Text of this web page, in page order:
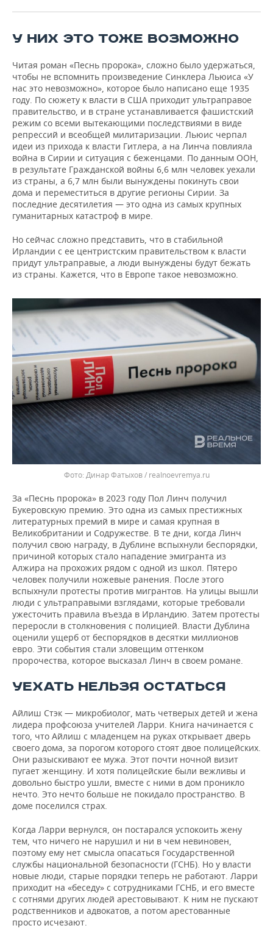
У НИХ ЭТО ТОЖЕ ВОЗМОЖНО
Читая роман «Песнь пророка», сложно было удержаться,
чтобы не вспомнить произведение Синклера Льюиса «У
нас это невозможно», которое было написано еще 1935
году. По сюжету к власти в США приходит ультраправое
правительство, и в стране устанавливается фашистский
режим со всеми вытекающими последствиями в виде
репрессий и всеобщей милитаризации. Льюис черпал
идеи из прихода к власти Гитлера, а на Линча повлияла
война в Сирии и ситуация с беженцами. По данным ООН,
в результате Гражданской войны 6,6 млн человек уехали
из страны, а 6,7 млн были вынуждены покинуть свои
дома и переместиться в другие регионы Сирии. За
последние десятилетия — это одна из самых крупных
гуманитарных катастроф в мире.
Но сейчас сложно представить, что в стабильной
Ирландии с ее центристским правительством к власти
придут ультраправые, а люди вынуждены будут бежать
из страны. Кажется, что в Европе такое невозможно.
Динар Фатыхов / realnoevremya.ru
За «Песнь пророка» в 2023 году Пол Линч получил
Букеровскую премию. Это одна из самых престижных
литературных премий в мире и самая крупная в
Великобритании и Содружестве. В те дни, когда Линч
получил свою награду, в Дублине вспыхнули беспорядки,
причиной которых стало нападение эмигранта из
Алжира на прохожих рядом с одной из школ. Пятеро
человек получили ножевые ранения. После этого
вспыхнули протесты против мигрантов. На улицы вышли
люди с ультраправыми взглядами, которые требовали
ужесточить правила въезда в Ирландию. Затем протесты
переросли в столкновения с полицией. Власти Дублина
оценили ущерб от беспорядков в десятки миллионов
евро. Эти события стали зловещим оттенком
пророчества, которое высказал Линч в своем романе.
УЕХАТЬ НЕЛЬЗЯ ОСТАТЬСЯ
Айлиш Стэк — микробиолог, мать четверых детей и жена
лидера профсоюза учителей Ларри. Книга начинается с
того, что Айлиш с младенцем на руках открывает дверь
своего дома, за порогом которого стоят двое полицейских.
Они разыскивают ее мужа. Этот почти ночной визит
пугает женщину. И хотя полицейские были вежливы и
довольно быстро ушли, вместе с ними в дом проникло
нечто. Это нечто больше не покидало пространство. В
доме поселился страх.
Когда Ларри вернулся, он постарался успокоить жену
тем, что ничего не нарушил и ни в чем невиновен,
поэтому ему нет смысла опасаться Государственной
службы национальной безопасности (ГСНБ). Но у власти
новые люди, старые порядки теперь не работают. Ларри
приходит на «беседу» с сотрудниками ГСНБ, и его вместе
с сотнями других людей арестовывают. К ним не пускают
родственников и адвокатов, а потом арестованные
просто исчезают.